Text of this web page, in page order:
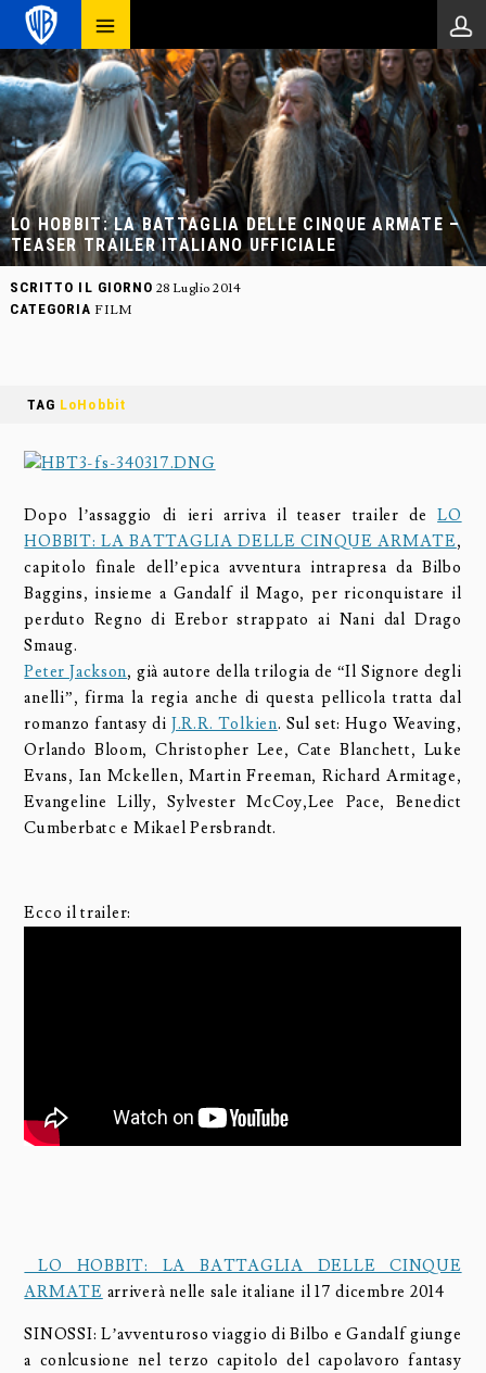
LO HOBBIT: LA BATTAGLIA DELLE CINQUE ARMATE –
TEASER TRAILER ITALIANO UFFICIALE
SCRITTO IL GIORNO 28 Luglio 2014
CATEGORIA FILM
TAG LoHobbit
Dopo l’assaggio di ieri arriva il teaser trailer deLO
HOBBIT: LA BATTAGLIA DELLE CINQUE ARMATE,
capitolo finale dell’epica avventura intrapresa da Bilbo
Baggins, insieme a Gandalf il Mago, per riconquistare il
perduto Regno di Erebor strappato ai Nani dal Drago
Smaug.
Peter Jackson, già autore della trilogia de “Il Signore degli
anelli”, firma la regia anche di questa pellicola tratta dal
romanzo fantasy di J.R.R. Tolkien. Sul set: Hugo Weaving,
Orlando Bloom, Christopher Lee, Cate Blanchett, Luke
Evans, Ian Mckellen, Martin Freeman, Richard Armitage,
Evangeline Lilly, Sylvester McCoy,Lee Pace, Benedict
Cumberbatc e Mikael Persbrandt.
Ecco il trailer:
LO HOBBIT: LA BATTAGLIA DELLE CINQUE
ARMATE arriverà nelle sale italiane il 17 dicembre 2014
SINOSSI: L’avventuroso viaggio di Bilbo e Gandalf giunge
a conlcusione nel terzo capitolo del capolavoro fantasy